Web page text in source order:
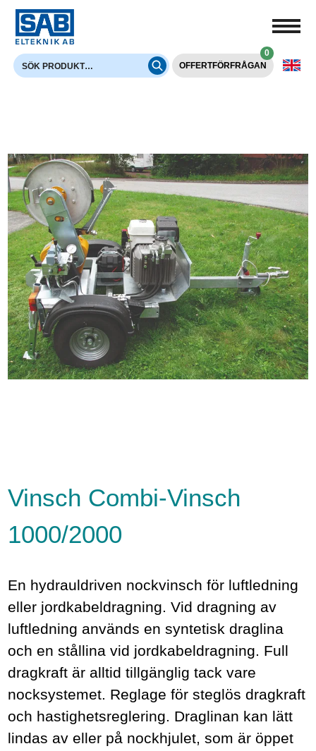
OFFERTFÖRFRÅGAN
0
Vinsch Combi-Vinsch
1000/2000
En hydrauldriven nockvinsch för luftledning
eller jordkabeldragning. Vid dragning av
luftledning används en syntetisk draglina
och en stållina vid jordkabeldragning. Full
dragkraft är alltid tillgänglig tack vare
nocksystemet. Reglage för steglös dragkraft
och hastighetsreglering. Draglinan kan lätt
lindas av eller på nockhjulet, som är öppet